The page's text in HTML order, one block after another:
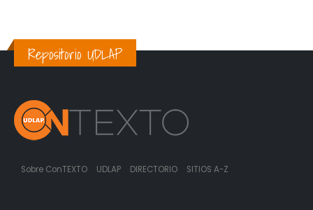
Repositorio UDLAP
Sobre ConTEXTO UDLAP DIRECTORIO SITIOS A-Z